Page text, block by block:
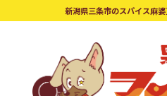
新潟県三条市のスパイス麻